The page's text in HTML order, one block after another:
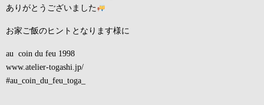
ありがとうございました
お家ご飯のヒントとなります様に
au coin du feu 1998
www.atelier-togashi.jp/
#au_coin_du_feu_toga_